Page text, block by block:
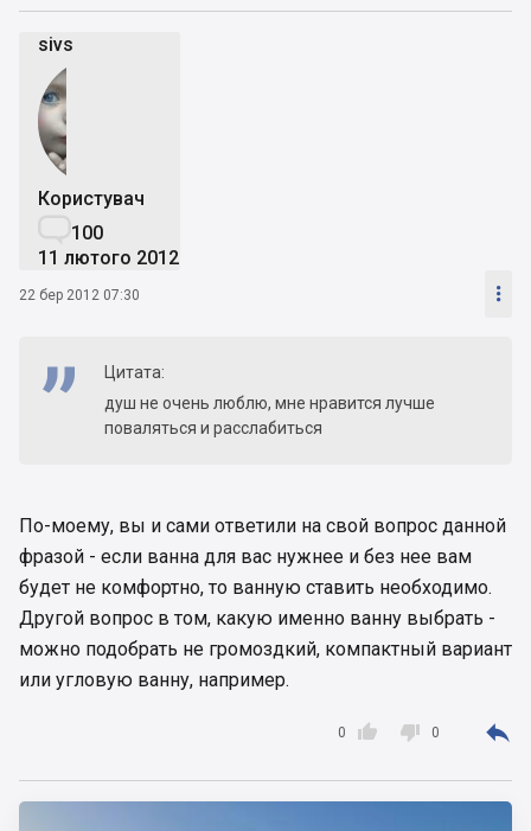
sivs
Користувач
100
11 лютого 2012
22 бер 2012 07:30 
Цитата:
душ не очень люблю, мне нравится лучше
поваляться и расслабиться
По-моему, вы и сами ответили на свой вопрос данной
фразой - если ванна для вас нужнее и без нее вам
будет не комфортно, то ванную ставить необходимо.
Другой вопрос в том, какую именно ванну выбрать -
можно подобрать не громоздкий, компактный вариант
или угловую ванну, например.

0  0 